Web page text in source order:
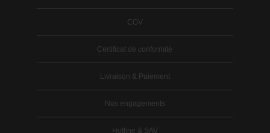
CGV
Certificat de conformité
Livraison & Paiement
Nos engagements
Hotline & SAV